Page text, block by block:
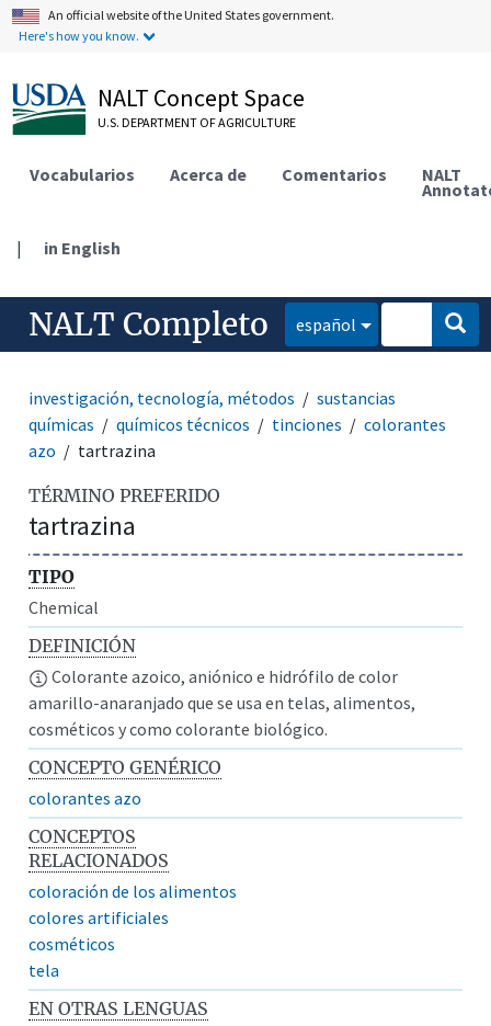
An official website of the United States government.
Here's how you know.
NALT Concept Space
U.S. DEPARTMENT OF AGRICULTURE
Vocabularios Acerca de Comentarios NALT
| in English
NALT Completo español
investigación, tecnología, métodos
sustancias
químicas
químicos técnicos tinciones
colorantes
azo
tartrazina
TÉRMINO PREFERIDO
tartrazina
TIPO
Chemical
DEFINICIÓN
Colorante azoico, aniónico e hidrófilo de color
amarillo-anaranjado que se usa en telas, alimentos,
cosméticos y como colorante biológico.
CONCEPTO GENÉRICO
colorantes azo
CONCEPTOS
RELACIONADOS
coloración de los alimentos
colores artificiales
cosméticos
tela
EN OTRAS LENGUAS